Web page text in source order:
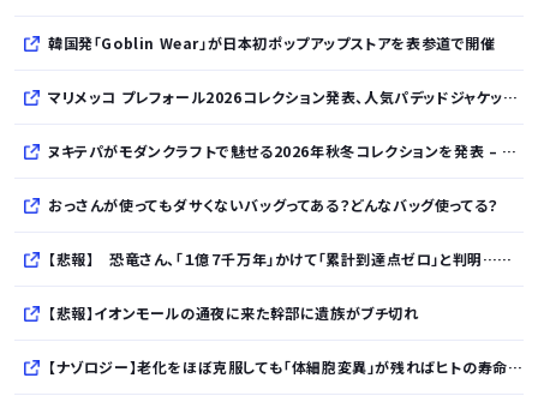
韓国発「Goblin Wear」が日本初ポップアップストアを表参道で開催
マリメッコ プレフォール2026コレクション発表、人気パデッドジャケットの日本限定カラーも登場
ヌキテパがモダンクラフトで魅せる2026年秋冬コレクションを発表 – インド・アムリトサルで織り上げたウールなど手仕事の美しさを現代的に昇華
おっさんが使ってもダサくないバッグってある？どんなバッグ使ってる？
【悲報】 恐竜さん、「１億７千万年」かけて「累計到達点ゼロ」と判明………
【悲報】イオンモールの通夜に来た幹部に遺族がブチ切れ
【ナゾロジー】老化をほぼ克服しても「体細胞変異」が残ればヒトの寿命は156年、数理モデルで推定